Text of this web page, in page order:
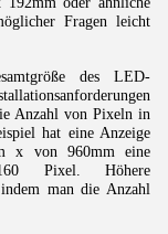
Fragen leicht
des LED-
Anzahl von Pixeln in
hat eine Anzeige
x von 960mm eine
Pixel. Höhere
man die Anzahl